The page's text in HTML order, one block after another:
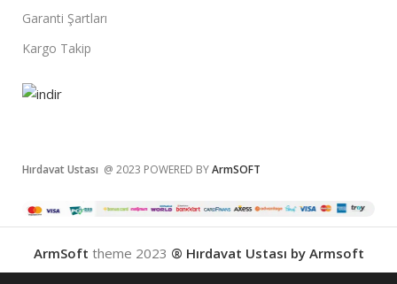
Garanti Şartları
Kargo Takip
Hırdavat Ustası @ 2023 POWERED BYArmSOFT
ArmSoft theme 2023 ® Hırdavat Ustası by Armsoft